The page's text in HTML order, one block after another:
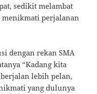
sedikit melambat
perjalanan
dengan rekan SMA
“Kadang kita
lebih pelan,
yang dulunya